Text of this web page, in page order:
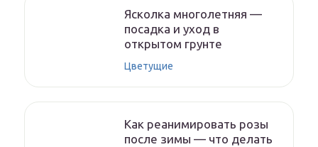
Ясколка многолетняя —
посадка и уход в
открытом грунте
Цветущие
Как реанимировать розы
после зимы — что делать